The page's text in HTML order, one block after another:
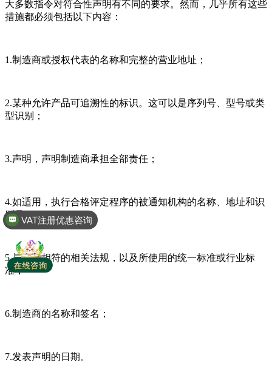
大多数指令对符合性声明有不同的要求。然而，几乎所有这些
措施都必须包括以下内容：
1.制造商或授权代表的名称和完整的营业地址；
2.某种允许产品可追溯性的标识。这可以是序列号、型号或类
型识别；
3.声明，声明制造商承担全部责任；
4.如适用，执行合格评定程序的被通知机构的名称、地址和识
别号；
5.与产品相符的相关法规，以及所使用的统一标准或行业标
准；
6.制造商的名称和签名；
7.发表声明的日期。
VAT注册优惠咨询